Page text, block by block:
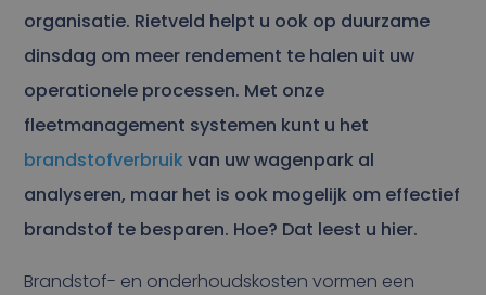
organisatie. Rietveld helpt u ook op duurzame
dinsdag om meer rendement te halen uit uw
operationele processen. Met onze
fleetmanagement systemen kunt u het
brandstofverbruik van uw wagenpark al
analyseren, maar het is ook mogelijk om effectief
brandstof te besparen. Hoe? Dat leest u hier.
Brandstof- en onderhoudskosten vormen een